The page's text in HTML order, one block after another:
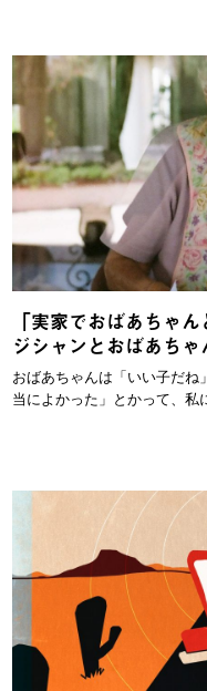
「実家でおばあちゃ
ジシャンとおばあち
おばあちゃんは「いい子だね
当によかった」とかって、私